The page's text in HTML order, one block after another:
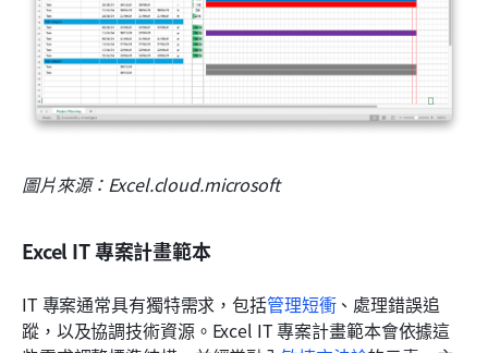
圖片來源：Excel.cloud.microsoft
Excel IT 專案計畫範本
IT 專案通常具有獨特需求，包括管理短衝、處理錯誤追
蹤，以及協調技術資源。Excel IT 專案計畫範本會依據這